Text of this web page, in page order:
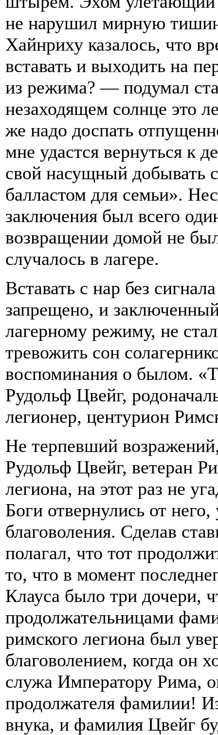
не нарушил мирную
Хайнриху казалось, что
вставать и выходить на
из режима? — подумал
незаходящем солнце это
же надо доспать
мне удастся вернуться к
свой насущный добывать
балластом для семьи».
заключения был всего
возвращении домой не
случалось в лагере.
Вставать с нар без
запрещено, и
лагерному режиму, не
тревожить сон
воспоминания о былом.
Рудольф Цвейг,
легионер, центурион
Не терпевший
Рудольф Цвейг, ветеран
легиона, на этот раз не
Боги отвернулись от него,
благоволения. Сделав
полагал, что тот
то, что в момент
Клауса было три дочери,
продолжательницами
римского легиона был
благоволением, когда он
служа Императору Рима,
продолжателя фамилии!
внука, и фамилия Цвейг